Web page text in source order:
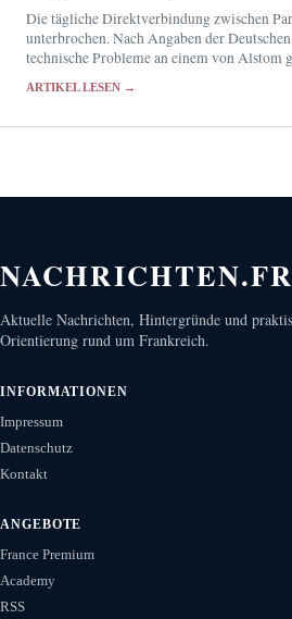
Die tägliche Direktverbindung zwischen
unterbrochen. Nach Angaben der
technische Probleme an einem von Alstom
ARTIKEL LESEN →
NACHRICHTEN.FR
Aktuelle Nachrichten, Hintergründe und
Orientierung rund um Frankreich.
INFORMATIONEN
Impressum
Datenschutz
Kontakt
ANGEBOTE
France Premium
Academy
RSS